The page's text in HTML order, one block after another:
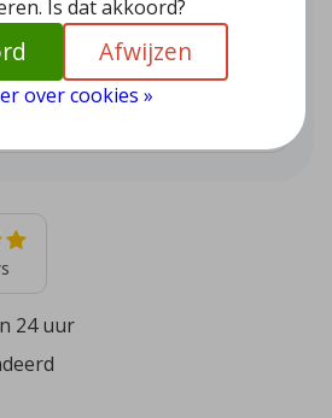
aan winkelwagen
24 uur
Is dat akkoord?
Afwijzen
over cookies »